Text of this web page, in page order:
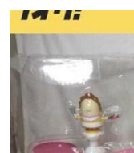
景 淡い記憶
ト
数